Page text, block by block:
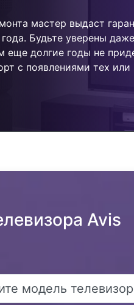
мастер выдаст
Будьте уверены
еще долгие годы не
с появлениями тех
Avis